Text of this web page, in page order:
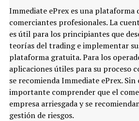
Immediate ePrex es una plataforma
comerciantes profesionales. La
es útil para los principiantes que
teorías del trading e implementar
plataforma gratuita. Para los
aplicaciones útiles para su proceso
se recomienda Immediate ePrex. Sin
importante comprender que el
empresa arriesgada y se
gestión de riesgos.